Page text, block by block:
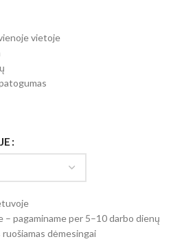
vietoje
– pagaminame per 5–10 darbo dienų
dėmesingai